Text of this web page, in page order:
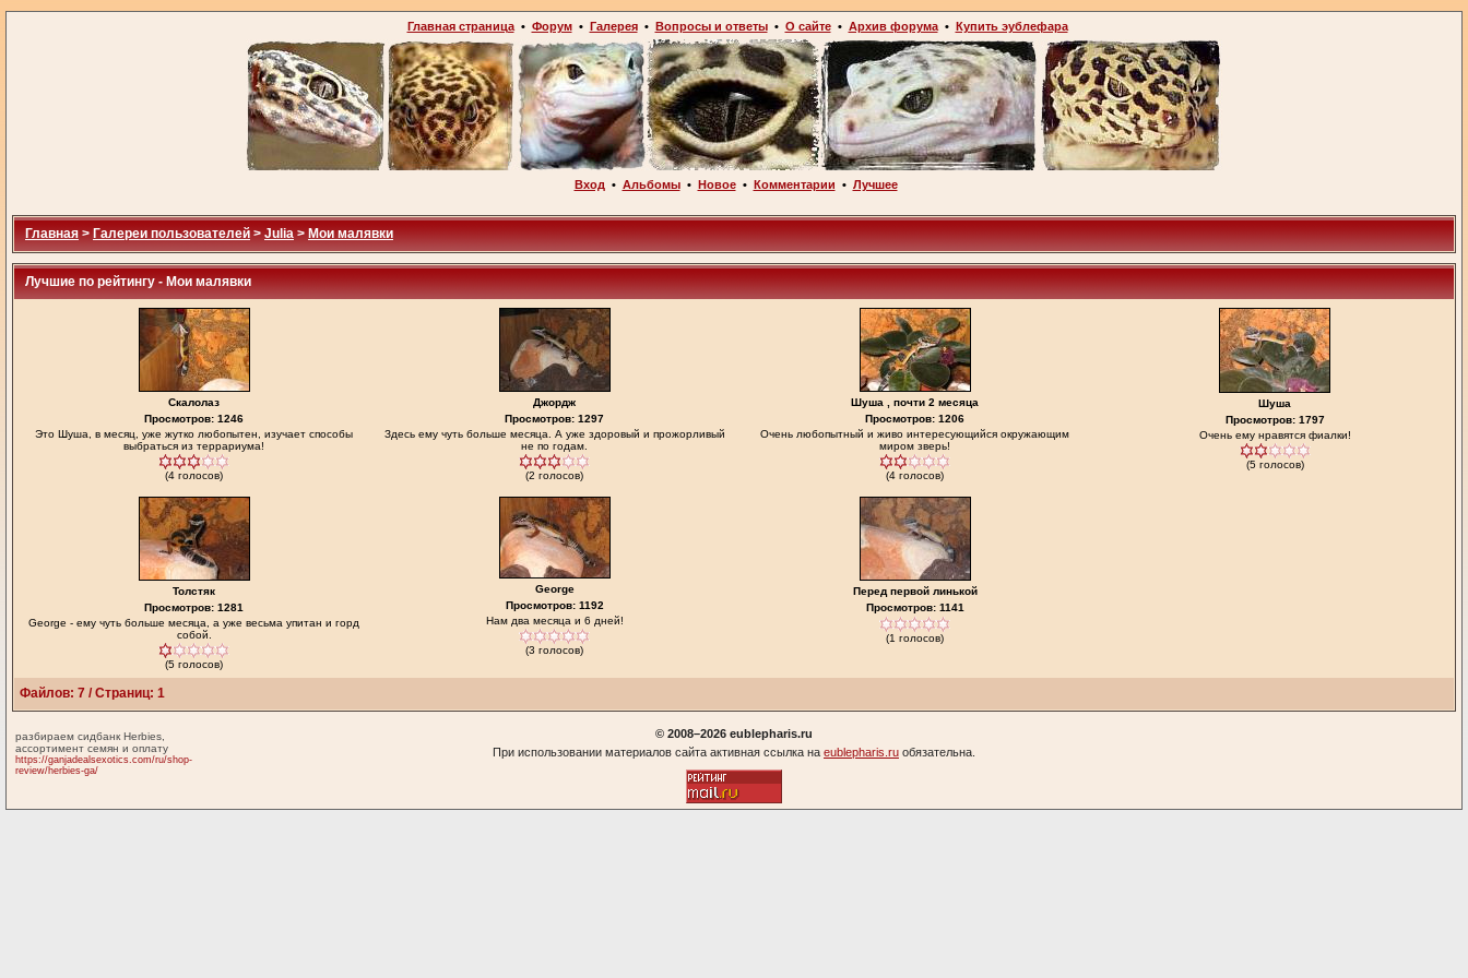
Главная страница• Форум• Галерея• Вопросы и ответы• О сайте• Архив форума• Купить эублефара
Вход • Альбомы• Новое• Комментарии • Лучшее
Главная > Галереи пользователей > Julia > Мои малявки
Лучшие по рейтингу - Мои малявки
Скалолаз
Просмотров: 1246
Это Шуша, в месяц, уже жутко любопытен, изучает способы
выбраться из террариума!
(4 голосов)
Джордж
Просмотров: 1297
Здесь ему чуть больше месяца. А уже здоровый и прожорливый
не по годам.
(2 голосов)
Шуша , почти 2 месяца
Просмотров: 1206
Очень любопытный и живо интересующийся окружающим
миром зверь!
(4 голосов)
Шуша
Просмотров: 1797
Очень ему нравятся фиалки!
(5 голосов)
Толстяк
Просмотров: 1281
George - ему чуть больше месяца, а уже весьма упитан и горд
собой.
(5 голосов)
George
Просмотров: 1192
Нам два месяца и 6 дней!
(3 голосов)
Перед первой линькой
Просмотров: 1141
(1 голосов)
Файлов: 7 / Страниц: 1
разбираем сидбанк Herbies,
ассортимент семян и оплату
https://ganjadealsexotics.com/ru/shop-
review/herbies-ga/
© 2008–2026 eublepharis.ru
При использовании материалов сайта активная ссылка на eublepharis.ru обязательна.